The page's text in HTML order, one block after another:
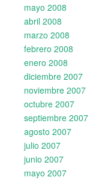
mayo 2008
abril 2008
marzo 2008
febrero 2008
enero 2008
diciembre 2007
noviembre 2007
octubre 2007
septiembre 2007
agosto 2007
julio 2007
junio 2007
mayo 2007